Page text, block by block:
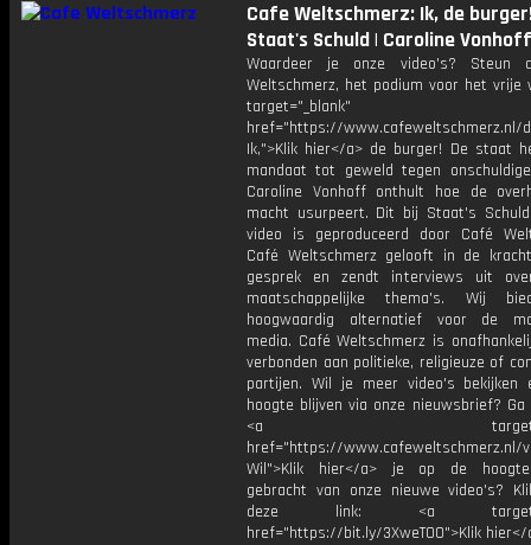
Cafe Weltschmerz: Ik, de
Staat's Schuld | Caroline Vonhoff
Waardeer je onze video's? Steun
Weltschmerz, het podium voor het vrije
target="_blank"
href="https://www.cafeweltschmerz.nl/
Ik,">Klik hier</a> de burger! De staat
mandaat tot geweld tegen
Caroline Vonhoff onthult hoe de
macht usurpeert. Dit bij Staat's
video is geproduceerd door Café
Café Weltschmerz gelooft in de
gesprek en zendt interviews uit
maatschappelijke thema's. Wij
hoogwaardig alternatief voor de
media. Café Weltschmerz is
verbonden aan politieke, religieuze of
partijen. Wil je meer video's bekijken
hoogte blijven via onze nieuwsbrief? Ga
<a
href="https://www.cafeweltschmerz.nl/
Wil">Klik hier</a> je op de
gebracht van onze nieuwe video's?
deze link: <a
href="https://bit.ly/3XweTO0">Klik hier</